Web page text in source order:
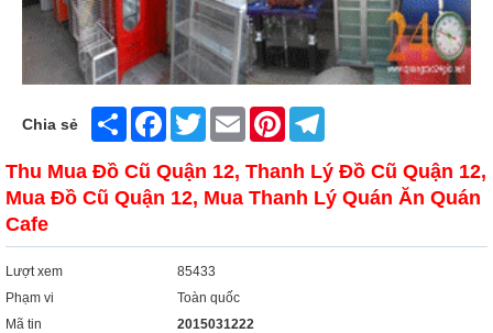
Chia sẻ Share FacebookTwitter Email Pinterest
Thu Mua Đồ Cũ Quận 12, Thanh Lý Đồ Cũ Quận 12,
Mua Đồ Cũ Quận 12, Mua Thanh Lý Quán Ăn Quán
Cafe
Lượt xem
85433
Phạm vi
Toàn quốc
Mã tin
2015031222